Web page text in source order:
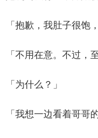
「抱歉，我肚子很饱
「不用在意。不过，
「为什么？」
「我想一边看着哥哥